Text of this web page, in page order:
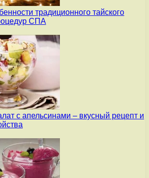
традиционного тайского
СПА
с апельсинами – вкусный рецепт и